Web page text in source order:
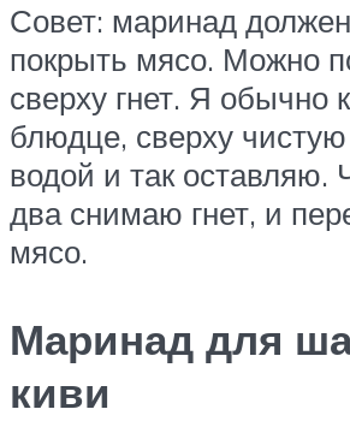
Совет: маринад
покрыть мясо. Можно
сверху гнет. Я обычно
блюдце, сверху чистую
водой и так оставляю.
два снимаю гнет, и
мясо.
Маринад для
киви